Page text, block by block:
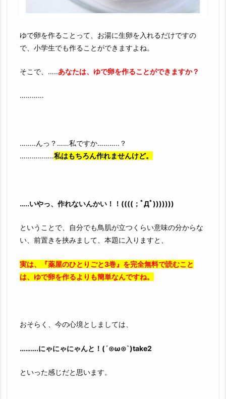
ゆで卵を作ることって、お湯に生卵を入れるだけですの
で、小学生でも作ることができますよね。
そこで、…..あなたは、ゆで卵を作ることができますか？
…………
……..んっ？……私ですか………..？
……………..私はもちろん作れませんけど。
…..いやっ、作れないんかい！！((((；ﾟДﾟ)))))))
ということで、自分でも鳥肌が立つくらい意味の分からな
い、前置きを挟みまして、本題に入りますと、
実は、『薬屋のひとりごと3巻』を完全無料で読むこと
は、ゆで卵を作るよりも簡単なんですね。
おそらく、今の心境としましては、
……….にゃにゃにゃんと！(´⊙ω⊙`)take2
といった感じだと思います。